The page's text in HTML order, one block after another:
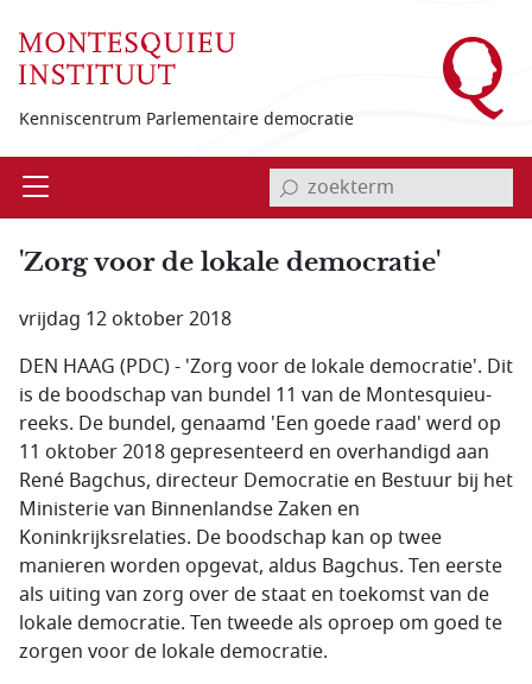
Kenniscentrum Parlementaire democratie
Open invoerveld zoekterm
'Zorg voor de lokale democratie'
vrijdag 12 oktober 2018
DEN HAAG (PDC) - 'Zorg voor de lokale democratie'. Dit
is de boodschap van bundel 11 van de Montesquieu-
reeks. De bundel, genaamd 'Een goede raad' werd op
11 oktober 2018 gepresenteerd en overhandigd aan
René Bagchus, directeur Democratie en Bestuur bij het
Ministerie van Binnenlandse Zaken en
Koninkrijksrelaties. De boodschap kan op twee
manieren worden opgevat, aldus Bagchus. Ten eerste
als uiting van zorg over de staat en toekomst van de
lokale democratie. Ten tweede als oproep om goed te
zorgen voor de lokale democratie.